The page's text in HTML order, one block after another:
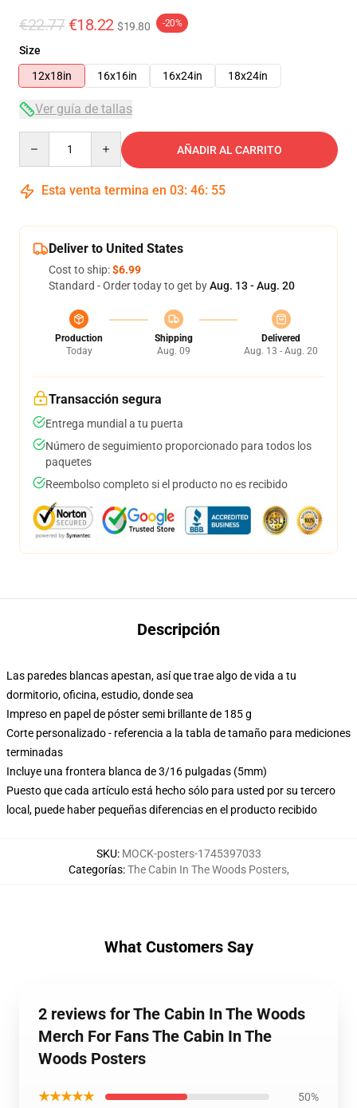
€22.77 €18.22 $19.80 -20%
Size
12x18in
16x16in 16x24in 18x24in
Ver guía de tallas
AÑADIR AL CARRITO
Esta venta termina en 03: 46: 55
Deliver to United States
Cost to ship:$6.99
Standard - Order today to get byAug. 13 - Aug. 20
Production
Today
Shipping
Aug. 09
Delivered
Aug. 13 - Aug. 20
Transacción segura
Entrega mundial a tu puerta
Número de seguimiento proporcionado para todos los
paquetes
Reembolso completo si el producto no es recibido
Descripción
Las paredes blancas apestan, así que trae algo de vida a tu
dormitorio, oficina, estudio, donde sea
Impreso en papel de póster semi brillante de 185 g
Corte personalizado - referencia a la tabla de tamaño para mediciones
terminadas
Incluye una frontera blanca de 3/16 pulgadas (5mm)
Puesto que cada artículo está hecho sólo para usted por su tercero
local, puede haber pequeñas diferencias en el producto recibido
SKU: MOCK-posters-1745397033
Categorías:The Cabin In The Woods Posters,
What Customers Say
2 reviews for The Cabin In The Woods
Merch For Fans The Cabin In The
Woods Posters
★★★★★ 50%